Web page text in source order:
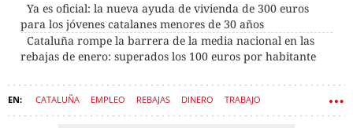
Ya es oficial: la nueva ayuda de vivienda de 300 euros
para los jóvenes catalanes menores de 30 años
Cataluña rompe la barrera de la media nacional en las
rebajas de enero: superados los 100 euros por habitante
CATALUÑA EMPLEO REBAJAS DINERO TRABAJO